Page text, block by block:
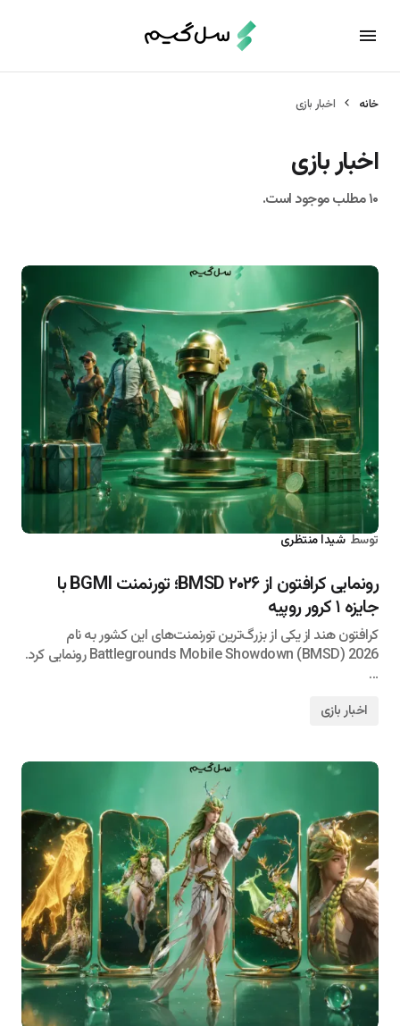
خانه اخبار بازی
اخبار بازی
۱۰ مطلب موجود است.
توسط شیدا منتظری
رونمایی کرافتون از BMSD ۲۰۲۶؛ تورنمنت BGMI با
جایزه ۱ کرور روپیه
کرافتون هند از یکی از بزرگ‌ترین تورنمنت‌های این کشور به نام
Battlegrounds Mobile Showdown (BMSD) 2026 رونمایی کرد.
…
اخبار بازی